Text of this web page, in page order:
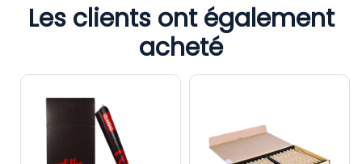
Les clients ont également
acheté